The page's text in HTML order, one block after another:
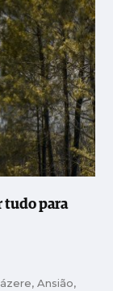
tudo para
Ansião,